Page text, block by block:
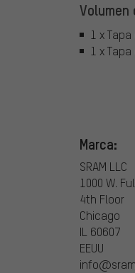
Volumen
1 x
1 x
Marca:
SRAM LLC
1000 W.
4th Floor
Chicago
IL 60607
EEUU